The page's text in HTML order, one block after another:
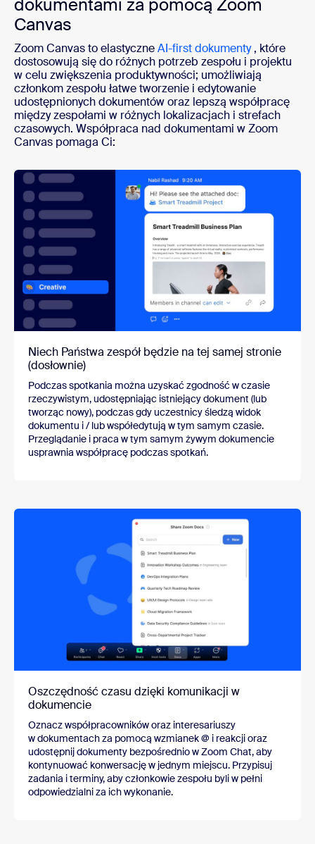
dokumentami za pomocą Zoom
Canvas
Zoom Canvas to elastyczneAI-first dokumenty, które
dostosowują się do różnych potrzeb zespołu i projektu
w celu zwiększenia produktywności; umożliwiają
członkom zespołu łatwe tworzenie i edytowanie
udostępnionych dokumentów oraz lepszą współpracę
między zespołami w różnych lokalizacjach i strefach
czasowych. Współpraca nad dokumentami w Zoom
Canvas pomaga Ci:
Niech Państwa zespół będzie na tej samej stronie
(dosłownie)
Podczas spotkania można uzyskać zgodność w czasie
rzeczywistym, udostępniając istniejący dokument (lub
tworząc nowy), podczas gdy uczestnicy śledzą widok
dokumentu i / lub współedytują w tym samym czasie.
Przeglądanie i praca w tym samym żywym dokumencie
usprawnia współpracę podczas spotkań.
Oszczędność czasu dzięki komunikacji w
dokumencie
Oznacz współpracowników oraz interesariuszy
w dokumentach za pomocą wzmianek @ i reakcji oraz
udostępnij dokumenty bezpośrednio w Zoom Chat, aby
kontynuować konwersację w jednym miejscu. Przypisuj
zadania i terminy, aby członkowie zespołu byli w pełni
odpowiedzialni za ich wykonanie.